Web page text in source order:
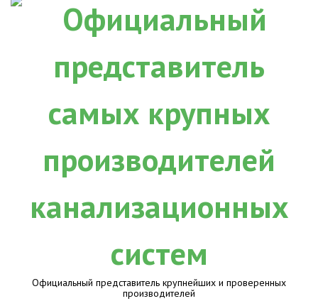
Официальный представитель крупнейших и проверенных
производителей